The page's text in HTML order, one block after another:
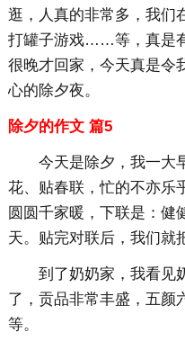
逛，人真的非常多，我们
打罐子游戏……等，真是
很晚才回家，今天真是令
心的除夕夜。
除夕的作文 篇5
今天是除夕，我一大
花、贴春联，忙的不亦乐
圆圆千家暖，下联是：健
天。贴完对联后，我们就
到了奶奶家，我看见
了，贡品非常丰盛，五颜
等。